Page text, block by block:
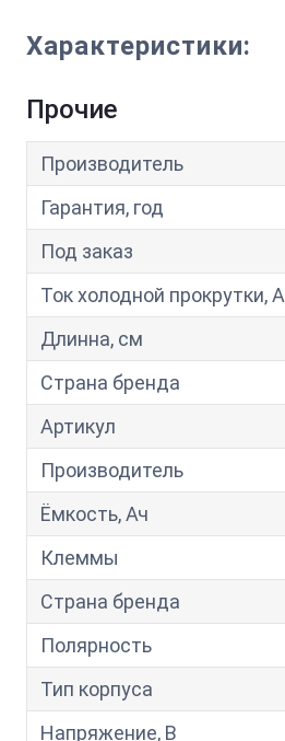
Характеристики:
Прочие
Производитель
Гарантия, год
Под заказ
Ток холодной прокрутки, A
Длинна, см
Страна бренда
Артикул
Производитель
Ёмкость, Ач
Клеммы
Страна бренда
Полярность
Тип корпуса
Напряжение, В